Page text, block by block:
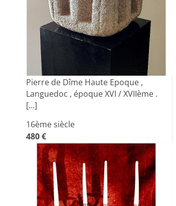
Pierre de Dîme Haute Epoque ,
Languedoc , époque XVI / XVIIème .
[...]
16ème siècle
480 €